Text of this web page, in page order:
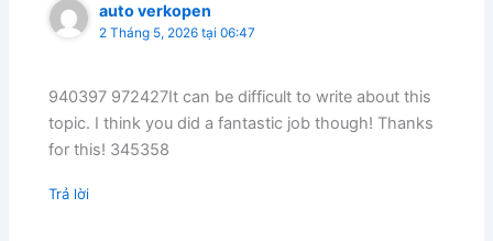
auto verkopen
2 Tháng 5, 2026 tại 06:47
940397 972427It can be difficult to write about this
topic. I think you did a fantastic job though! Thanks
for this! 345358
Trả lời